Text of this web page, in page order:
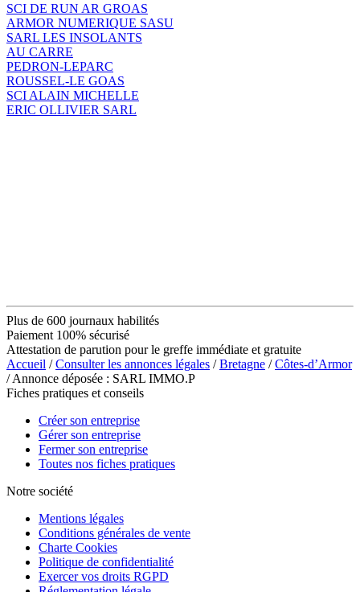
SCI DE RUN AR GROAS
ARMOR NUMERIQUE SASU
SARL LES INSOLANTS
AU CARRE
PEDRON-LEPARC
ROUSSEL-LE GOAS
SCI ALAIN MICHELLE
ERIC OLLIVIER SARL
Plus de 600 journaux habilités
Paiement 100% sécurisé
Attestation de parution pour le greffe immédiate et gratuite
Accueil /Consulter les annonces légales /Bretagne /Côtes-d’Armor
/ Annonce déposée : SARL IMMO.P
Fiches pratiques et conseils
Créer son entreprise
Gérer son entreprise
Fermer son entreprise
Toutes nos fiches pratiques
Notre société
Mentions légales
Conditions générales de vente
Charte Cookies
Politique de confidentialité
Exercer vos droits RGPD